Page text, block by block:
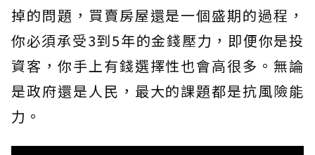
掉的問題，買賣房屋還是一個盛期的過程，
你必須承受3到5年的金錢壓力，即便你是投
資客，你手上有錢選擇性也會高很多。無論
是政府還是人民，最大的課題都是抗風險能
力。